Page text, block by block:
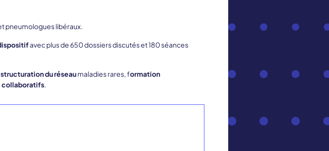
pneumologues libéraux.
avec plus de 650 dossiers discutés et 180 séances
structuration du réseaumaladies rares, formation
collaboratifs.